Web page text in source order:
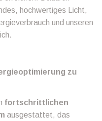
hochwertiges Licht,
und unseren
zu
fortschrittlichen
ausgestattet, das